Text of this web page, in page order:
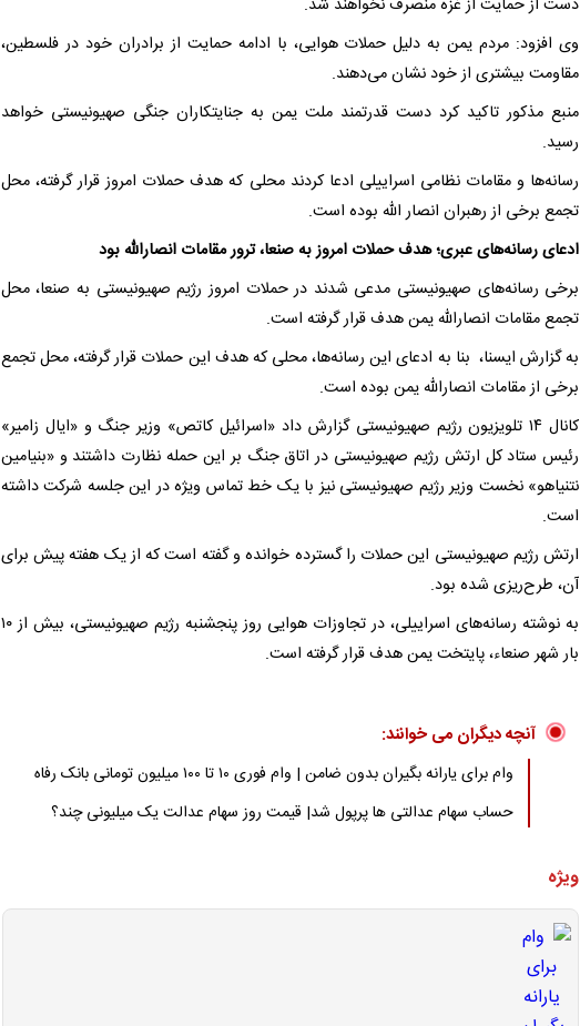
دست از حمایت از غزه منصرف نخواهند شد.
وی افزود: مردم یمن به دلیل حملات هوایی، با ادامه حمایت از برادران خود در فلسطین،
مقاومت بیشتری از خود نشان می‌دهند.
منبع مذکور تاکید کرد دست قدرتمند ملت یمن به جنایتکاران جنگی صهیونیستی خواهد
رسید.
رسانه‌ها و مقامات نظامی اسراییلی ادعا کردند محلی که هدف حملات امروز قرار گرفته، محل
تجمع برخی از رهبران انصار الله بوده است.
ادعای رسانه‌های عبری؛ هدف حملات امروز به صنعا، ترور مقامات انصارالله بود
برخی رسانه‌های صهیونیستی مدعی شدند در حملات امروز رژیم صهیونیستی به صنعا، محل
تجمع مقامات انصارالله یمن هدف قرار گرفته است.
به گزارش ایسنا،‌ بنا به ادعای این رسانه‌ها، محلی که هدف این حملات قرار گرفته، محل تجمع
برخی از مقامات انصارالله یمن بوده است.
کانال ۱۴ تلویزیون رژیم صهیونیستی گزارش داد «اسرائیل کاتص» وزیر جنگ و «ایال زامیر»
رئیس ستاد کل ارتش رژیم صهیونیستی در اتاق جنگ بر این حمله نظارت داشتند و «بنیامین
نتنیاهو» نخست وزیر رژیم صهیونیستی نیز با یک خط تماس ویژه در این جلسه شرکت داشته
است.
ارتش رژیم صهیونیستی این حملات را گسترده خوانده و گفته است که از یک هفته پیش برای
آن، طرح‌ریزی شده بود.
به نوشته رسانه‌های اسراییلی، در تجاوزات هوایی روز پنجشنبه رژیم صهیونیستی، بیش از ۱۰
بار شهر صنعاء، پایتخت یمن هدف قرار گرفته است.
آنچه دیگران می خوانند:
وام برای یارانه بگیران بدون ضامن | وام فوری ۱۰ تا ۱۰۰ میلیون تومانی بانک رفاه
حساب سهام عدالتی ها پرپول شد| قیمت روز سهام عدالت یک میلیونی چند؟
ویژه